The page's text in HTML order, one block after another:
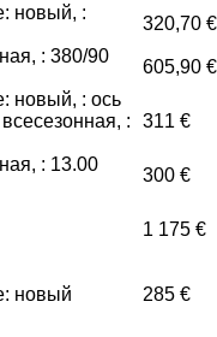
новый, :
320,70 €
: 380/90
605,90 €
новый, : ось
:
311 €
: 13.00
300 €
1 175 €
новый 285 €